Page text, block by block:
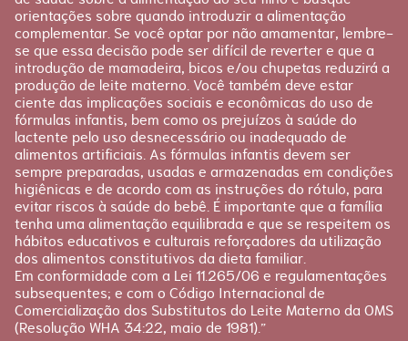
orientações sobre quando introduzir a alimentação
complementar. Se você optar por não amamentar, lembre-
se que essa decisão pode ser difícil de reverter e que a
introdução de mamadeira, bicos e/ou chupetas reduzirá a
produção de leite materno. Você também deve estar
ciente das implicações sociais e econômicas do uso de
fórmulas infantis, bem como os prejuízos à saúde do
lactente pelo uso desnecessário ou inadequado de
alimentos artificiais. As fórmulas infantis devem ser
sempre preparadas, usadas e armazenadas em condições
higiênicas e de acordo com as instruções do rótulo, para
evitar riscos à saúde do bebê. É importante que a família
tenha uma alimentação equilibrada e que se respeitem os
hábitos educativos e culturais reforçadores da utilização
dos alimentos constitutivos da dieta familiar.
Em conformidade com a Lei 11.265/06 e regulamentações
subsequentes; e com o Código Internacional de
Comercialização dos Substitutos do Leite Materno da OMS
(Resolução WHA 34:22, maio de 1981).”